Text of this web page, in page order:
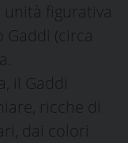
figurativa
Gaddi (circa
il Gaddi
ricche di
dai colori